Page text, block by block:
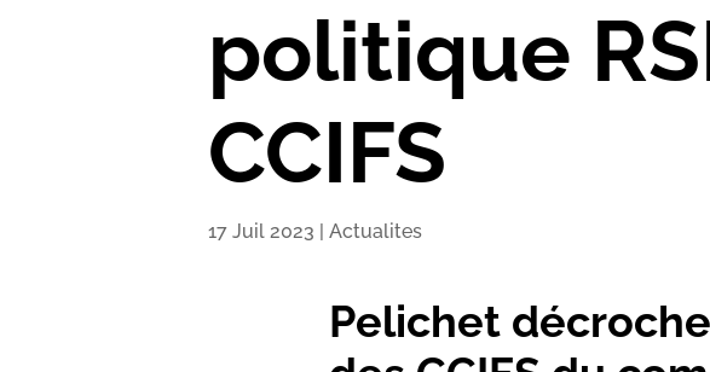
politique
CCIFS
17 Juil 2023 | Actualites
Pelichet